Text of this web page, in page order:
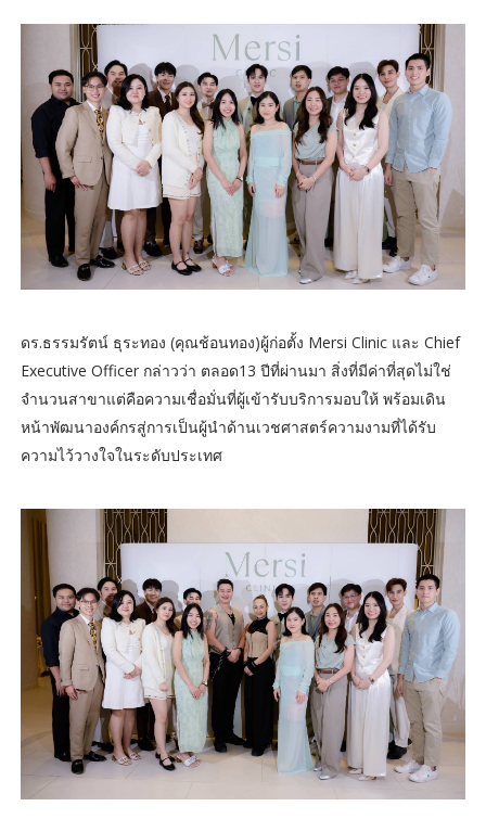
ดร.ธรรมรัตน์ ธุระทอง (คุณช้อนทอง)ผู้ก่อตั้ง Mersi Clinic และ Chief
Executive Officer กล่าวว่า ตลอด13 ปีที่ผ่านมา สิ่งที่มีค่าที่สุดไม่ใช่
จำนวนสาขาแต่คือความเชื่อมั่นที่ผู้เข้ารับบริการมอบให้ พร้อมเดิน
หน้าพัฒนาองค์กรสู่การเป็นผู้นำด้านเวชศาสตร์ความงามที่ได้รับ
ความไว้วางใจในระดับประเทศ